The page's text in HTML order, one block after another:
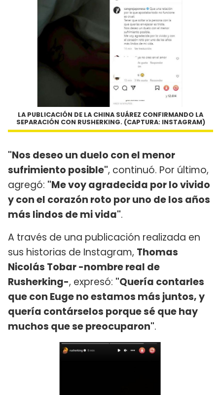
LA PUBLICACIÓN DE LA CHINA SUÁREZ CONFIRMANDO LA
SEPARACIÓN CON RUSHERKING. (CAPTURA: INSTAGRAM)
"Nos deseo un duelo con el menor
sufrimiento posible", continuó. Por último,
agregó: "Me voy agradecida por lo vivido
y con el corazón roto por uno de los años
más lindos de mi vida".
A través de una publicación realizada en
sus historias de Instagram, Thomas
Nicolás Tobar -nombre real de
Rusherking-, expresó: "Quería contarles
que con Euge no estamos más juntos, y
quería contárselos porque sé que hay
muchos que se preocuparon".